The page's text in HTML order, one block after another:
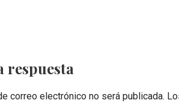
respuesta
correo electrónico no será publicada.